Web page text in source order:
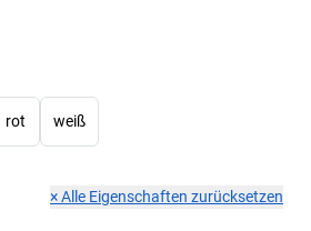
rot weiß
×Alle Eigenschaften zurücksetzen